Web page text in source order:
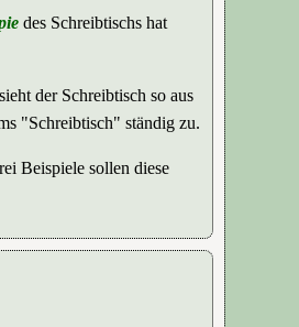
des Schreibtischs hat
der Schreibtisch so aus
"Schreibtisch" ständig zu.
Beispiele sollen diese